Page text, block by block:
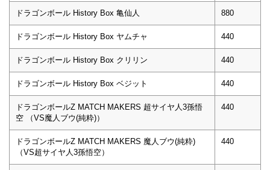
ドラゴンボール History Box 亀仙人 880
ドラゴンボール History Box ヤムチャ 440
ドラゴンボール History Box クリリン 440
ドラゴンボール History Box ベジット 440
ドラゴンボールZ MATCH MAKERS 超サイヤ人3孫悟
空 （VS魔人ブウ(純粋)）
440
ドラゴンボールZ MATCH MAKERS 魔人ブウ(純粋)
（VS超サイヤ人3孫悟空）
440